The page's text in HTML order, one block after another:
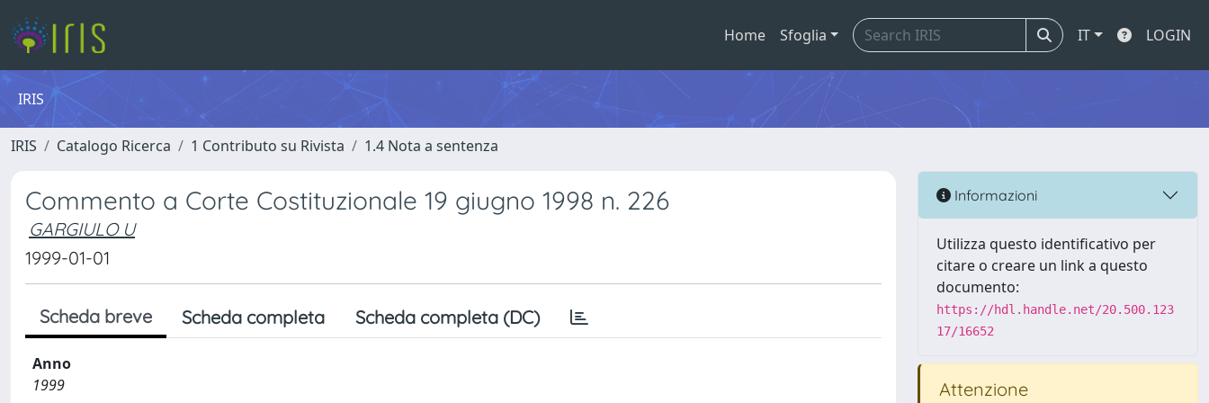
Home Sfoglia IT LOGIN
IRIS
IRIS Catalogo Ricerca 1 Contributo su Rivista 1.4 Nota a sentenza
Commento a Corte Costituzionale 19 giugno 1998 n. 226
GARGIULO U
1999-01-01
Scheda breve Scheda completa Scheda completa (DC)
Anno
1999
Informazioni
Utilizza questo identificativo per
citare o creare un link a questo
documento:
https://hdl.handle.net/20.500.123
17/16652
Attenzione